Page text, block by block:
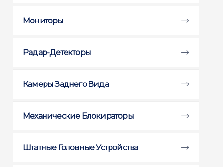
Мониторы
Радар-Детекторы
Камеры Заднего Вида
Механические Блокираторы
Штатные Головные Устройства